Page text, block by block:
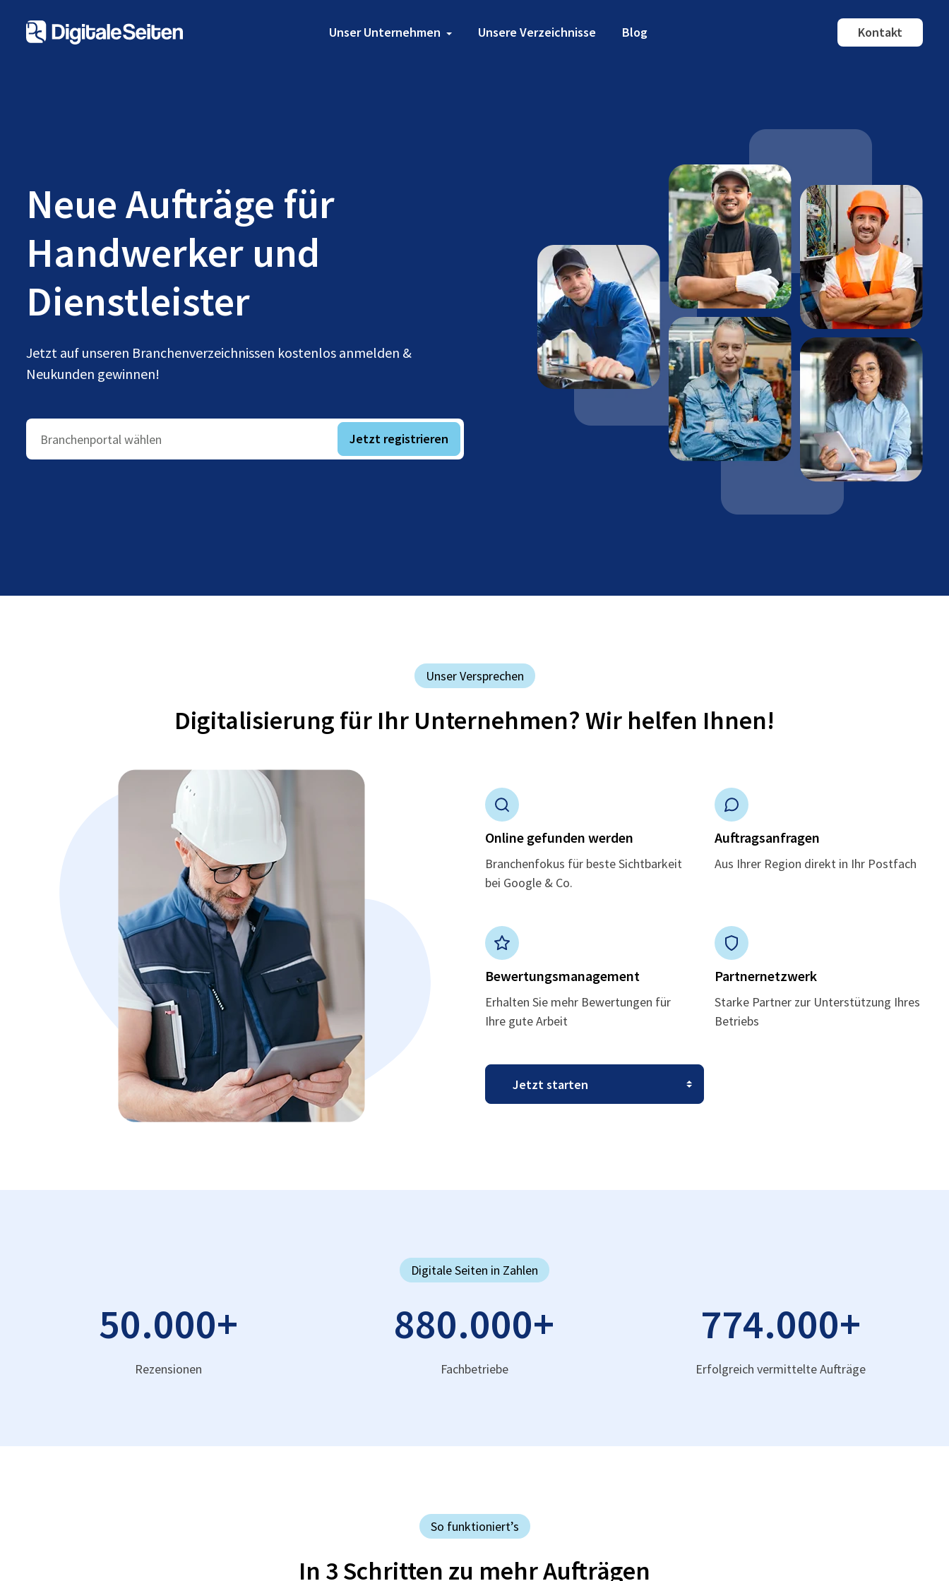
Unser Unternehmen Unsere Verzeichnisse Blog Kontakt
Neue Aufträge für
Handwerker und
Dienstleister
Jetzt auf unseren Branchenverzeichnissen kostenlos anmelden &
Neukunden gewinnen!
Branchenportal wählen Jetzt registrieren
Unser Versprechen
Digitalisierung für Ihr Unternehmen? Wir helfen Ihnen!
Online gefunden werden
Branchenfokus für beste Sichtbarkeit
bei Google & Co.
Auftragsanfragen
Aus Ihrer Region direkt in Ihr Postfach
Bewertungsmanagement
Erhalten Sie mehr Bewertungen für
Ihre gute Arbeit
Partnernetzwerk
Starke Partner zur Unterstützung Ihres
Betriebs
Digitale Seiten in Zahlen
50.000+
Rezensionen
880.000+
Fachbetriebe
774.000+
Erfolgreich vermittelte Aufträge
So funktioniert’s
In 3 Schritten zu mehr Aufträgen